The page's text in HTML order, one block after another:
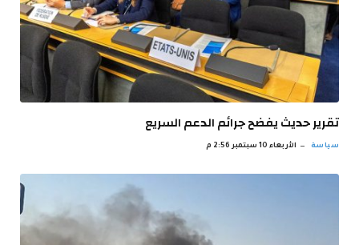
تقرير حديث يفضح جرائم الدعم السريع
سياسة الأربعاء 10 سبتمبر 2:56 م